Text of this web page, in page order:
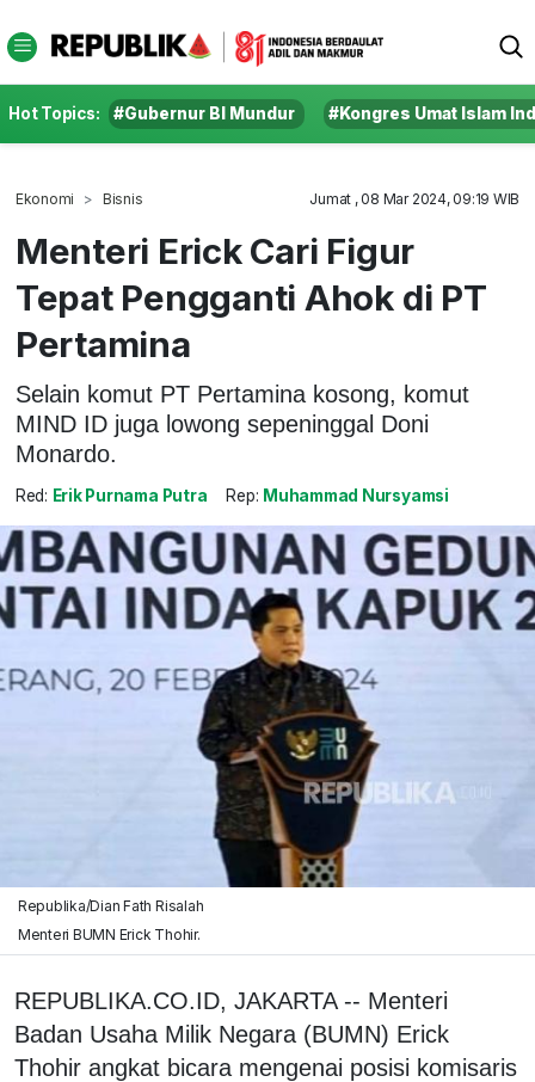
Hot Topics: #Gubernur BI Mundur #Kongres Umat Islam
Ekonomi Bisnis Jumat , 08 Mar 2024, 09:19 WIB
Menteri Erick Cari Figur
Tepat Pengganti Ahok di PT
Pertamina
Selain komut PT Pertamina kosong, komut
MIND ID juga lowong sepeninggal Doni
Monardo.
Red: Erik Purnama Putra Rep: Muhammad Nursyamsi
Republika/Dian Fath Risalah
Menteri BUMN Erick Thohir.
REPUBLIKA.CO.ID, JAKARTA -- Menteri
Badan Usaha Milik Negara (BUMN) Erick
Thohir angkat bicara mengenai posisi komisaris